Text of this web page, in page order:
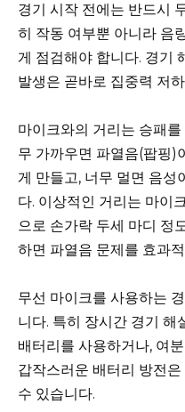
경기 시작 전에는 반드시
히 작동 여부뿐 아니라 음
게 점검해야 합니다. 경기
발생은 곧바로 집중력 저
마이크와의 거리는 승패
무 가까우면 파열음(팝핑)
게 만들고, 너무 멀면 음성
다. 이상적인 거리는 마이
으로 손가락 두세 마디 정
하면 파열음 문제를 효과
무선 마이크를 사용하는
니다. 특히 장시간 경기 해
배터리를 사용하거나, 여
갑작스러운 배터리 방전
수 있습니다.